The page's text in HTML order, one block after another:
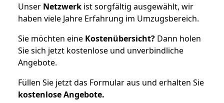
Unser Netzwerk ist sorgfältig ausgewählt, wir
haben viele Jahre Erfahrung im Umzugsbereich.
Sie möchten eine Kostenübersicht? Dann holen
Sie sich jetzt kostenlose und unverbindliche
Angebote.
Füllen Sie jetzt das Formular aus und erhalten Sie
kostenloseAngebote.